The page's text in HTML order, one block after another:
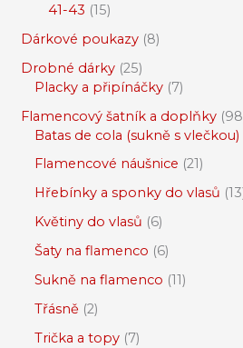
41-43 15
Dárkové poukazy 8
Drobné dárky 25
Placky a připínáčky 7
Flamencový šatník a doplňky 98
Batas de cola (sukně s vlečkou)
Flamencové náušnice 21
Hřebínky a sponky do vlasů 13
Květiny do vlasů 6
Šaty na flamenco 6
Sukně na flamenco 11
Třásně 2
Trička a topy 7